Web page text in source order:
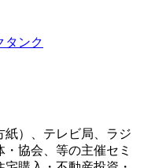
タンク
紙）、テレビ局、ラジ
協会、等の主催セミ